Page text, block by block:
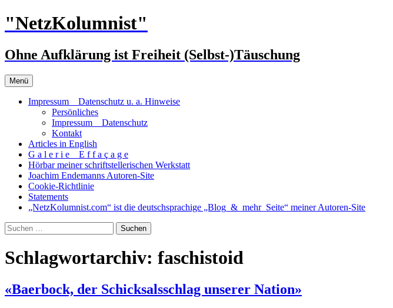
Zum
Inhalt
"NetzKolumnist"
Ohne Aufklärung ist Freiheit (Selbst-)Täuschung
Menü
Impressum _ Datenschutz u. a. Hinweise
Persönliches
Impressum _ Datenschutz
Kontakt
Articles in English
G a l e r i e _ E f f a ç a g e
Hörbar meiner schriftstellerischen Werkstatt
Joachim Endemanns Autoren-Site
Cookie-Richtlinie
Statements
„NetzKolumnist.com“ ist die deutschsprachige „Blog_&_mehr_Seite“ meiner Autoren-Site
Suchen
nach:
Schlagwortarchiv: faschistoid
«Baerbock, der Schicksalsschlag unserer Nation»